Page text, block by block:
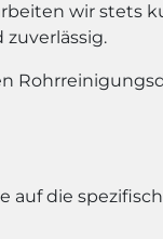
wir
auf die